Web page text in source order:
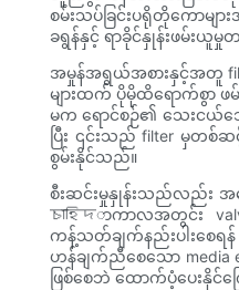
စမ်းသပ်ခြင်းပရိုတိုကောမ
ခရွန်နှင့် ရာခိုင်နှုန်းဖမ်းယူ
အမှုန်အရွယ်အစားနှင့်အတူ
များထက် ပိုမိုထိရောက်စွ
မက ရောင်စဉ်၏ သေးငယ်သ
ပြီး ၎င်းသည် filter မှတ
စွမ်းနိုင်သည်။
စီးဆင်းမှုနှုန်းသည်လည်း အရေ
চাহিদာကာလအတွင်း
ကန့်သတ်ချက်နည်းပါးစေရန်
ဟန်ချက်ညီစေသော media
ဖြစ်စေဘဲ ထောက်ပံ့ပေးနိုင်ကြ